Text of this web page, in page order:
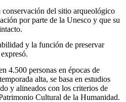
del sitio arqueológico
por parte de la Unesco y que su
y la función de preservar
4.500 personas en épocas de
alta, se basa en estudios
y alineados con los criterios de
Cultural de la Humanidad.